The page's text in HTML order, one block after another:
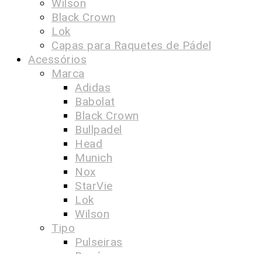
Wilson
Black Crown
Lok
Capas para Raquetes de Pádel
Acessórios
Marca
Adidas
Babolat
Black Crown
Bullpadel
Head
Munich
Nox
StarVie
Lok
Wilson
Tipo
Pulseiras